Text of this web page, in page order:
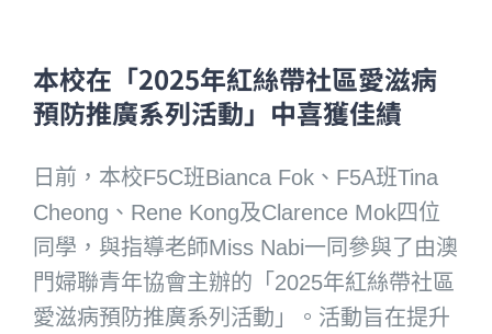
本校在「2025年紅絲帶社區愛滋病
預防推廣系列活動」中喜獲佳績
日前，本校F5C班Bianca Fok、F5A班Tina
Cheong、Rene Kong及Clarence Mok四位
同學，與指導老師Miss Nabi一同參與了由澳
門婦聯青年協會主辦的「2025年紅絲帶社區
愛滋病預防推廣系列活動」。活動旨在提升